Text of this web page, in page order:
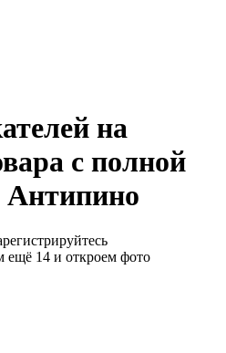
на
с полной
Антипино
ещё 14 и откроем фото